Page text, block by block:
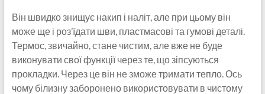
Він швидко знищує накип і наліт, але при цьому він
може ще і роз’їдати шви, пластмасові та гумові деталі.
Термос, звичайно, стане чистим, але вже не буде
виконувати свої функції через те, що зіпсуються
прокладки. Через це він не зможе тримати тепло. Ось
чому білизну заборонено використовувати в чистому